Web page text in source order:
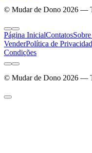
© Mudar de Dono 2026 —
Página InicialContatos
VenderPolítica de
Condições
© Mudar de Dono 2026 —